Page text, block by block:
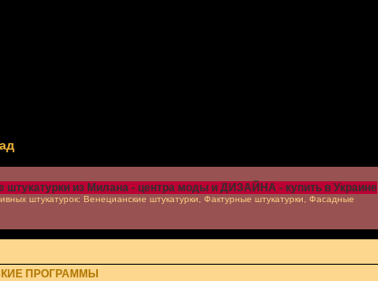
штукатурки из Милана - центра моды и ДИЗАЙНА - купить в Украине
штукатурок: Венецианские штукатурки, Фактурные штукатурки, Фасадные
ПРОГРАММЫ